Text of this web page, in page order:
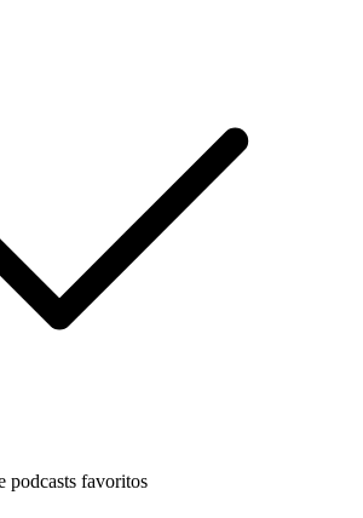
podcasts favoritos